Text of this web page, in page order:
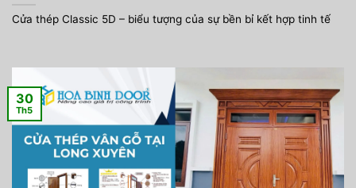
Cửa thép Classic 5D – biểu tượng của sự bền bỉ kết hợp tinh tế
30
Th5